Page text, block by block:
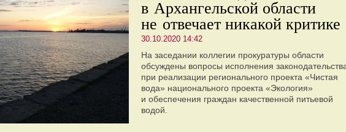
в Архангельской области
не отвечает никакой критике
30.10.2020 14:42
На заседании коллегии прокуратуры области
обсуждены вопросы исполнения
при реализации регионального проекта «Чистая
вода» национального проекта «Экология»
и обеспечения граждан качественной питьевой
водой.